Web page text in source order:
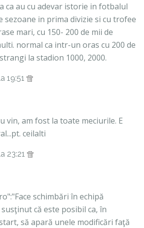
ca au cu adevar istorie in fotbalul
sezoane in prima divizie si cu trofee
mari, cu 150- 200 de mii de
normal ca intr-un oras cu 200 de
la stadion 1000, 2000.
19:51
vin, am fost la toate meciurile. E
ceilalti
23:21
schimbări în echipă
că este posibil ca, în
să apară unele modificări faţă